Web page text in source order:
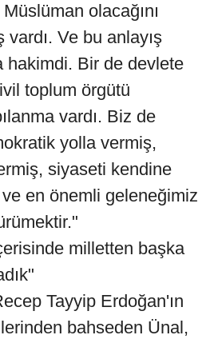
olacağını
vardı. Ve bu anlayış
hakimdi. Bir de devlete
toplum örgütü
vardı. Biz de
yolla vermiş,
siyaseti kendine
en önemli geleneğimiz
milletten başka
Tayyip Erdoğan'ın
bahseden Ünal,